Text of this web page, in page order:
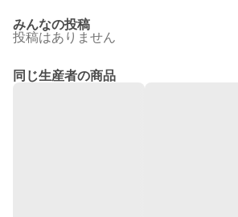
みんなの投稿
投稿はありません
同じ生産者の商品